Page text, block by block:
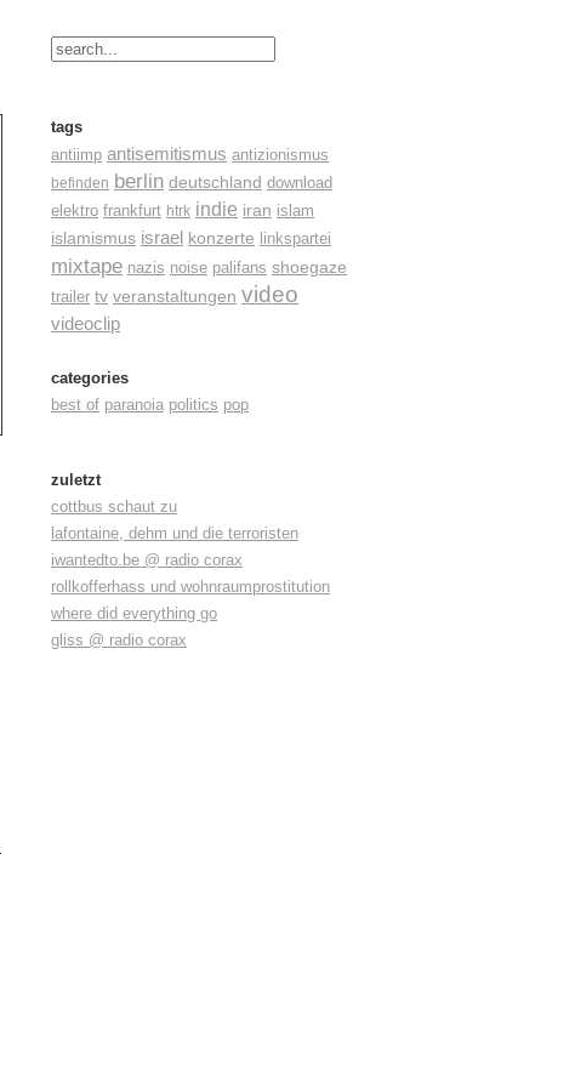
tags
antiimp antisemitismus antizionismus
befinden berlin deutschland download
elektro frankfurt htrk indie iran islam
islamismus israel konzerte linkspartei
mixtape nazis noise palifans shoegaze
trailer tv veranstaltungen video
videoclip
categories
best of paranoia politics pop
zuletzt
cottbus schaut zu
lafontaine, dehm und die terroristen
iwantedto.be @ radio corax
rollkofferhass und wohnraumprostitution
where did everything go
gliss @ radio corax